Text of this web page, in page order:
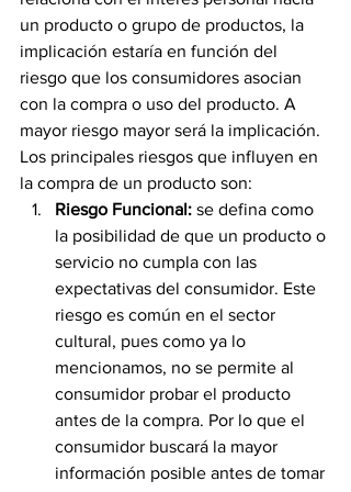
un producto o grupo de productos, la
implicación estaría en función del
riesgo que los consumidores asocian
con la compra o uso del producto. A
mayor riesgo mayor será la implicación.
Los principales riesgos que influyen en
la compra de un producto son:
Riesgo Funcional: se defina como
la posibilidad de que un producto o
servicio no cumpla con las
expectativas del consumidor. Este
riesgo es común en el sector
cultural, pues como ya lo
mencionamos, no se permite al
consumidor probar el producto
antes de la compra. Por lo que el
consumidor buscará la mayor
información posible antes de tomar